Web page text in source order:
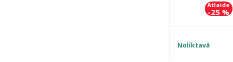
Atlaide
-25 %
Noliktavā